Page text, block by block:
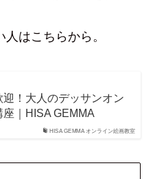
はこちらから。
HISA GEMMA オンライン絵画教室
迎！大人のデッサンオン
座｜HISA GEMMA